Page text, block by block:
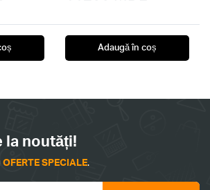
Adaugă în coș
la noutăți!
OFERTE SPECIALE.